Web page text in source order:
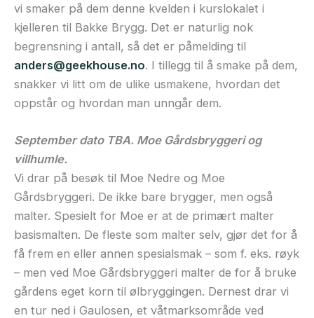
vi smaker på dem denne kvelden i kurslokalet i
kjelleren til Bakke Brygg. Det er naturlig nok
begrensning i antall, så det er påmelding til
anders@geekhouse.no. I tillegg til å smake på dem,
snakker vi litt om de ulike usmakene, hvordan det
oppstår og hvordan man unngår dem.
September dato TBA. Moe Gårdsbryggeri og
villhumle.
Vi drar på besøk til Moe Nedre og Moe
Gårdsbryggeri. De ikke bare brygger, men også
malter. Spesielt for Moe er at de primært malter
basismalten. De fleste som malter selv, gjør det for å
få frem en eller annen spesialsmak – som f. eks. røyk
– men ved Moe Gårdsbryggeri malter de for å bruke
gårdens eget korn til ølbryggingen. Dernest drar vi
en tur ned i Gaulosen, et våtmarksområde ved